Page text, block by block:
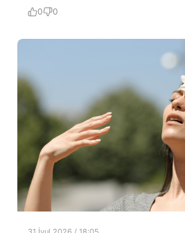
0 0